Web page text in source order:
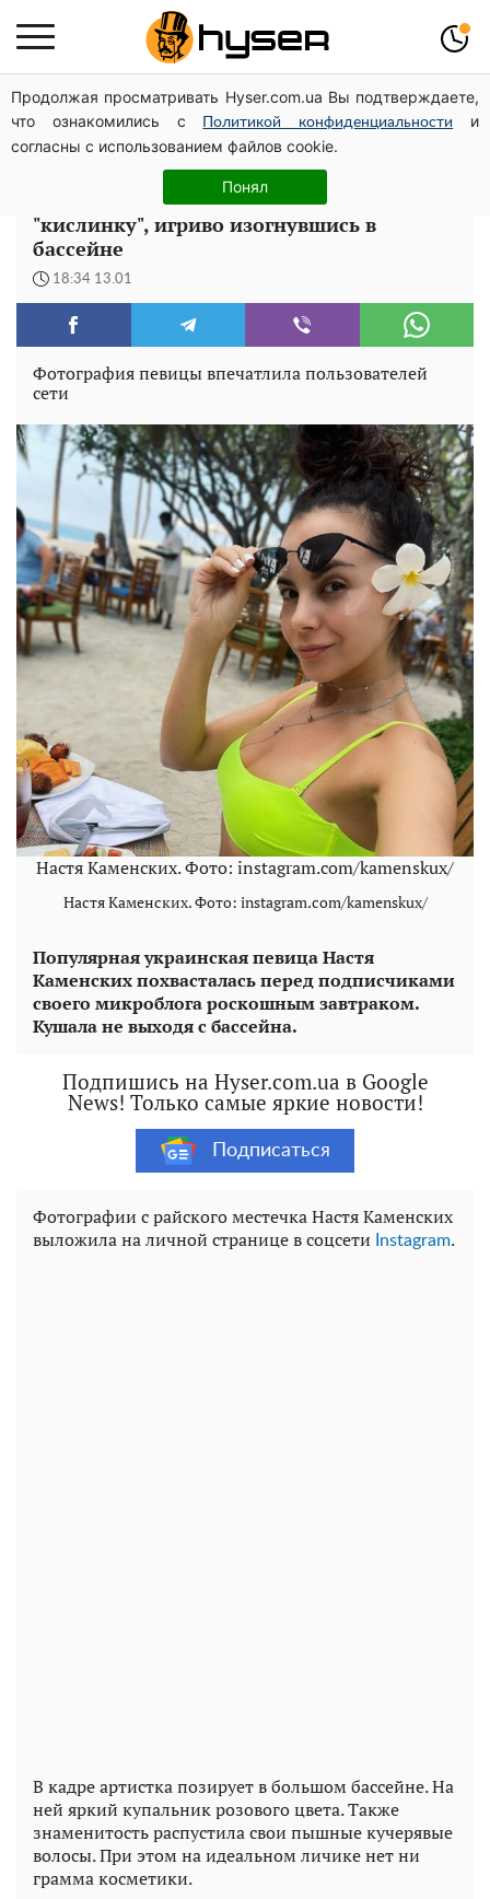
Продолжая просматривать Hyser.com.ua Вы подтверждаете,
что ознакомились с
Политикой конфиденциальности
и
согласны с использованием файлов cookie.
Понял
Елена Тополя слив видео – это далеко не все:
фронтмен "Антитела" Тарас Тополя стал следующим
У вас "звездулька" под плавками
светится: Настя Каменских показала
"кислинку", игриво изогнувшись в
бассейне
18:34 13.01
Фотография певицы впечатлила пользователей
сети
Настя Каменских. Фото: instagram.com/kamenskux/
Настя Каменских. Фото: instagram.com/kamenskux/
Популярная украинская певица Настя
Каменских похвасталась перед подписчиками
своего микроблога роскошным завтраком.
Кушала не выходя с бассейна.
Подпишись на Hyser.com.ua в Google
News! Только самые яркие новости!
Подписаться
Фотографии с райского местечка Настя Каменских
выложила на личной странице в соцсети
Instagram.
В кадре артистка позирует в большом бассейне. На
ней яркий купальник розового цвета. Также
знаменитость распустила свои пышные кучерявые
волосы. При этом на идеальном личике нет ни
грамма косметики.